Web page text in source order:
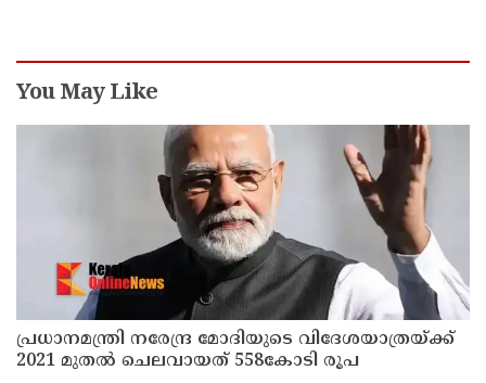
You May Like
പ്രധാനമന്ത്രി നരേന്ദ്ര മോദിയുടെ വിദേശയാത്രയ്ക്ക്
2021 മുതല്‍ ചെലവായത് 558കോടി രൂപ